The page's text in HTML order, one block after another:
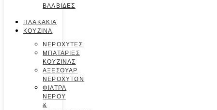
ΒΑΛΒΙΔΕΣ
ΠΛΑΚΑΚΙΑ
ΚΟΥΖΙΝΑ
ΝΕΡΟΧΥΤΕΣ
ΜΠΑΤΑΡΙΕΣ
ΚΟΥΖΙΝΑΣ
ΑΞΕΣΟΥΑΡ
ΝΕΡΟΧΥΤΩΝ
ΦΙΛΤΡΑ
ΝΕΡΟΥ
&